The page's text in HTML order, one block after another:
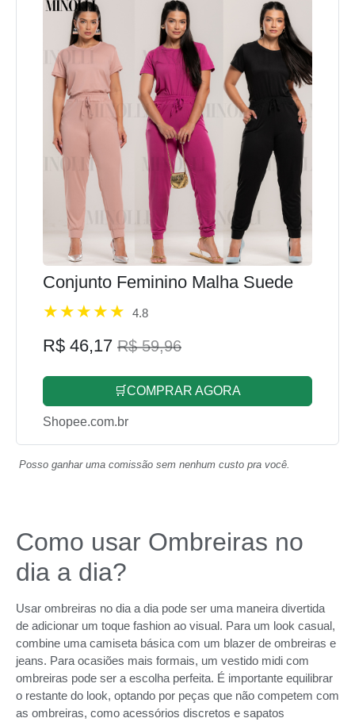
Conjunto Feminino Malha Suede
4.8
R$ 46,17 R$ 59,96
🛒COMPRAR AGORA
Shopee.com.br
Posso ganhar uma comissão sem nenhum custo pra você.
Como usar Ombreiras no
dia a dia?
Usar ombreiras no dia a dia pode ser uma maneira divertida
de adicionar um toque fashion ao visual. Para um look casual,
combine uma camiseta básica com um blazer de ombreiras e
jeans. Para ocasiões mais formais, um vestido midi com
ombreiras pode ser a escolha perfeita. É importante equilibrar
o restante do look, optando por peças que não competem com
as ombreiras, como acessórios discretos e sapatos